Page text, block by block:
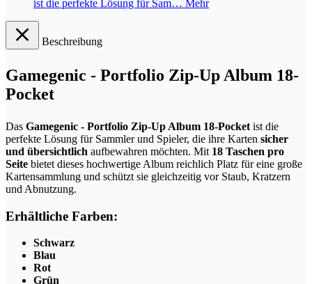
ist die perfekte Lösung für Sam… Mehr
Beschreibung
Gamegenic - Portfolio Zip-Up Album 18-
Pocket
Das Gamegenic - Portfolio Zip-Up Album 18-Pocket ist die
perfekte Lösung für Sammler und Spieler, die ihre Karten sicher
und übersichtlich aufbewahren möchten. Mit 18 Taschen pro
Seite bietet dieses hochwertige Album reichlich Platz für eine große
Kartensammlung und schützt sie gleichzeitig vor Staub, Kratzern
und Abnutzung.
Erhältliche Farben:
Schwarz
Blau
Rot
Grün